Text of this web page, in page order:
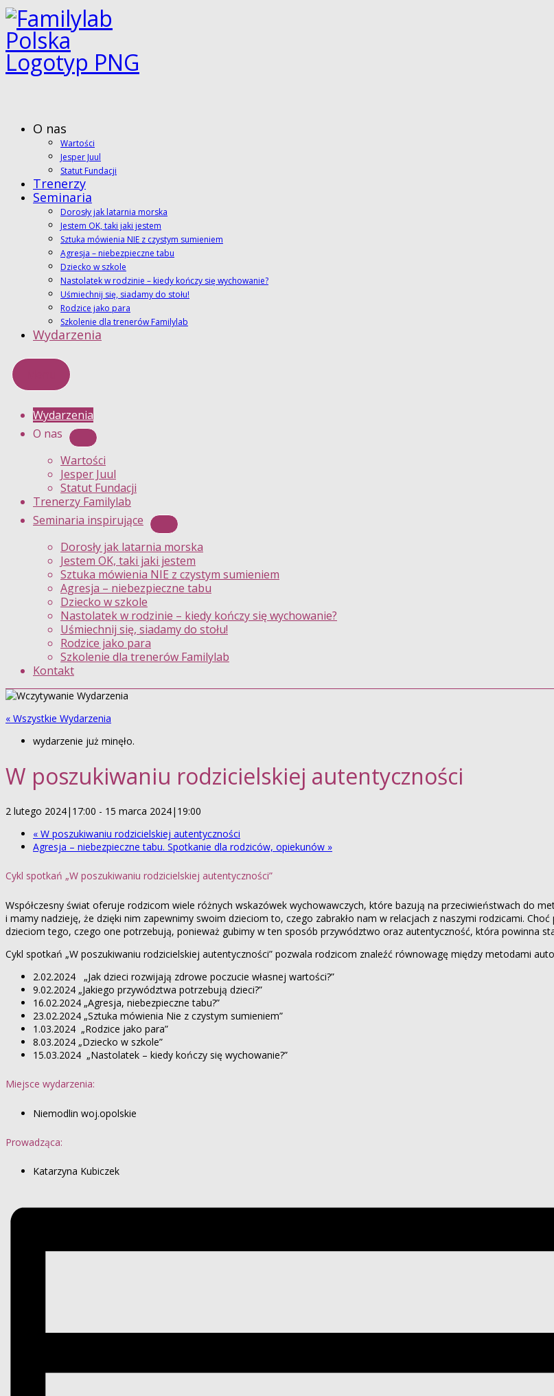
O nas
Wartości
Jesper Juul
Statut Fundacji
Trenerzy
Seminaria
Dorosły jak latarnia morska
Jestem OK, taki jaki jestem
Sztuka mówienia NIE z czystym sumieniem
Agresja – niebezpieczne tabu
Dziecko w szkole
Nastolatek w rodzinie – kiedy kończy się wychowanie?
Uśmiechnij się, siadamy do stołu!
Rodzice jako para
Szkolenie dla trenerów Familylab
Wydarzenia
Wydarzenia
O nas
Wartości
Jesper Juul
Statut Fundacji
Trenerzy Familylab
Seminaria inspirujące
Dorosły jak latarnia morska
Jestem OK, taki jaki jestem
Sztuka mówienia NIE z czystym sumieniem
Agresja – niebezpieczne tabu
Dziecko w szkole
Nastolatek w rodzinie – kiedy kończy się wychowanie?
Uśmiechnij się, siadamy do stołu!
Rodzice jako para
Szkolenie dla trenerów Familylab
Kontakt
« Wszystkie Wydarzenia
wydarzenie już minęło.
W poszukiwaniu rodzicielskiej autentyczności
2 lutego 2024|17:00 - 15 marca 2024|19:00
« W poszukiwaniu rodzicielskiej autentyczności
Agresja – niebezpieczne tabu. Spotkanie dla rodziców, opiekunów »
Cykl spotkań „W poszukiwaniu rodzicielskiej autentyczności”
Współczesny świat oferuje rodzicom wiele różnych wskazówek wychowawczych, które bazują na przeciwieństwach do
i mamy nadzieję, że dzięki nim zapewnimy swoim dzieciom to, czego zabrakło nam w relacjach z naszymi rodzicami.
dzieciom tego, czego one potrzebują, ponieważ gubimy w ten sposób przywództwo oraz autentyczność, która powinna
Cykl spotkań „W poszukiwaniu rodzicielskiej autentyczności” pozwala rodzicom znaleźć równowagę między metodami
2.02.2024 „Jak dzieci rozwijają zdrowe poczucie własnej wartości?”
9.02.2024 „Jakiego przywództwa potrzebują dzieci?”
16.02.2024 „Agresja, niebezpieczne tabu?”
23.02.2024 „Sztuka mówienia Nie z czystym sumieniem”
1.03.2024 „Rodzice jako para”
8.03.2024 „Dziecko w szkole”
15.03.2024 „Nastolatek – kiedy kończy się wychowanie?”
Miejsce wydarzenia:
Niemodlin woj.opolskie
Prowadząca:
Katarzyna Kubiczek